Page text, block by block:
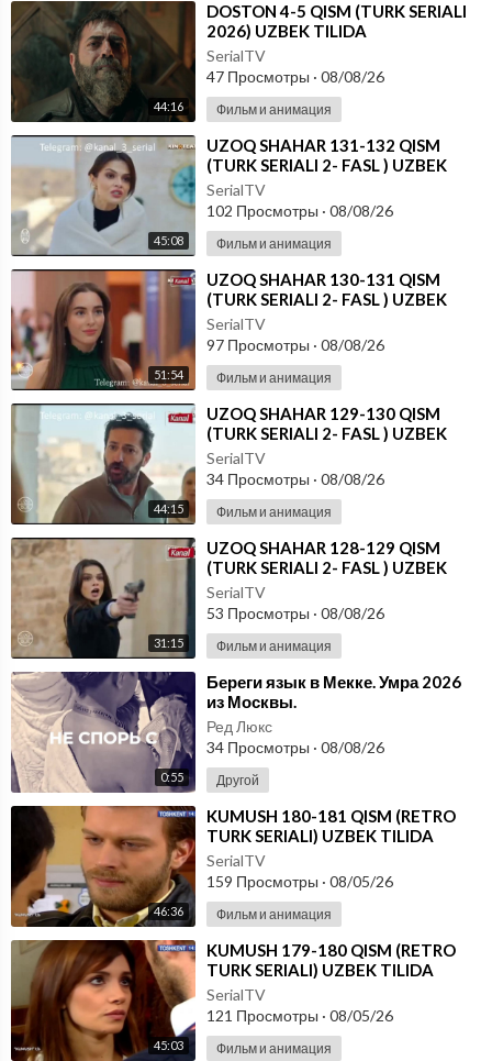
44:16
⁣DOSTON 4-5 QISM (TURK SERIALI
2026) UZBEK TILIDA
SerialTV
47 Просмотры · 08/08/26
Фильм и анимация
45:08
⁣UZOQ SHAHAR 131-132 QISM
(TURK SERIALI 2- FASL ) UZBEK
TILIDA
SerialTV
102 Просмотры · 08/08/26
Фильм и анимация
51:54
⁣UZOQ SHAHAR 130-131 QISM
(TURK SERIALI 2- FASL ) UZBEK
TILIDA
SerialTV
97 Просмотры · 08/08/26
Фильм и анимация
44:15
⁣UZOQ SHAHAR 129-130 QISM
(TURK SERIALI 2- FASL ) UZBEK
TILIDA
SerialTV
34 Просмотры · 08/08/26
Фильм и анимация
31:15
⁣UZOQ SHAHAR 128-129 QISM
(TURK SERIALI 2- FASL ) UZBEK
TILIDA
SerialTV
53 Просмотры · 08/08/26
Фильм и анимация
0:55
⁣Береги язык в Мекке. ⁣Умра 2026
из Москвы.
Ред Люкс
34 Просмотры · 08/08/26
Другой
46:36
⁣KUMUSH 180-181 QISM (RETRO
TURK SERIALI) UZBEK TILIDA
SerialTV
159 Просмотры · 08/05/26
Фильм и анимация
45:03
⁣KUMUSH 179-180 QISM (RETRO
TURK SERIALI) UZBEK TILIDA
SerialTV
121 Просмотры · 08/05/26
Фильм и анимация